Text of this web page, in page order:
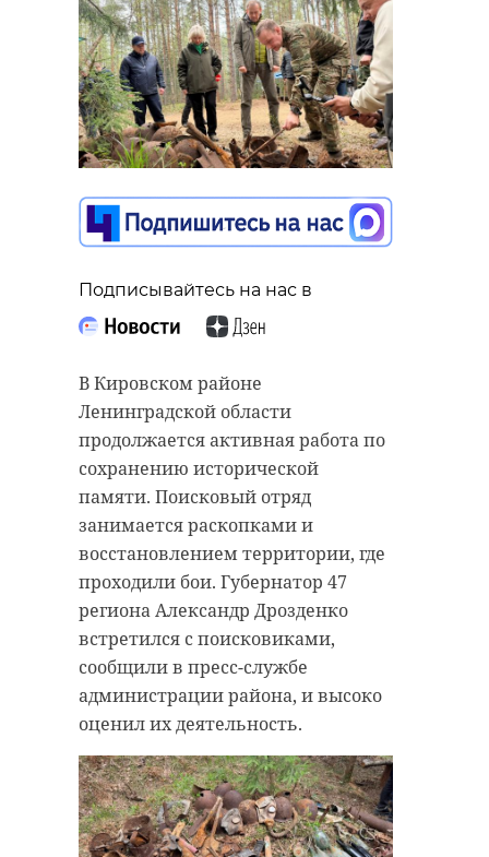
Подписывайтесь на нас в
В Кировском районе
Ленинградской области
продолжается активная работа по
сохранению исторической
памяти. Поисковый отряд
занимается раскопками и
восстановлением территории, где
проходили бои. Губернатор 47
региона Александр Дрозденко
встретился с поисковиками,
сообщили в пресс-службе
администрации района, и высоко
оценил их деятельность.
"Нас связывает
очень многое":
Сергей Перминов
- о др ...
27 сентября 2023, 15:13
Перминов:
Отношения
между
и Азербайд
19 марта 2024, 17:10